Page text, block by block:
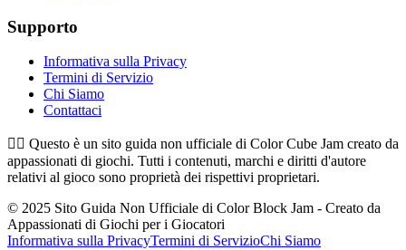
Supporto
Informativa sulla Privacy
Termini di Servizio
Chi Siamo
Contattaci
👉🏻 Questo è un sito guida non ufficiale di Color Cube Jam creato da
appassionati di giochi. Tutti i contenuti, marchi e diritti d'autore
relativi al gioco sono proprietà dei rispettivi proprietari.
© 2025 Sito Guida Non Ufficiale di Color Block Jam - Creato da
Appassionati di Giochi per i Giocatori
Informativa sulla PrivacyTermini di ServizioChi Siamo